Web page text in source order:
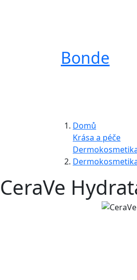
Bonde
Domů
Krása a péče
CeraVe